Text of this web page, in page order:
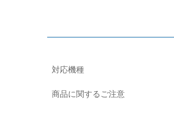
対応機種
商品に関するご注意